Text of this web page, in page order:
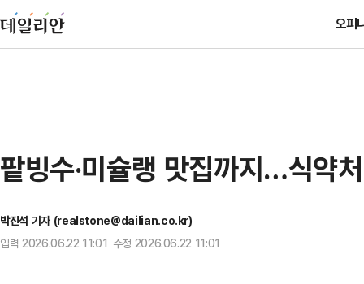
오피
팥빙수·미슐랭 맛집까지…식
박진석 기자 (realstone@dailian.co.kr)
입력 2026.06.22 11:01 수정 2026.06.22 11:01